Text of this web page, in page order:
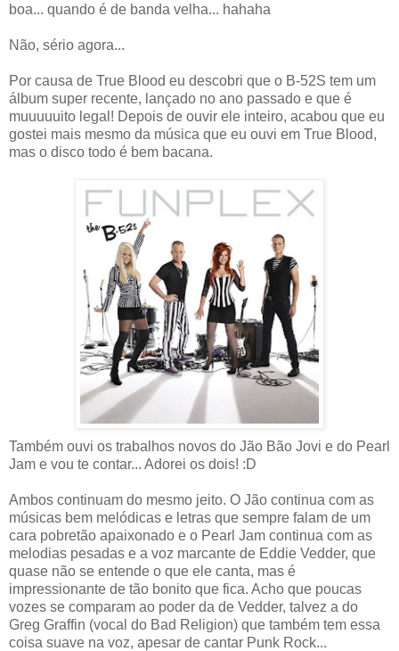
boa... quando é de banda velha... hahaha
Não, sério agora...
Por causa de True Blood eu descobri que o B-52S tem um
álbum super recente, lançado no ano passado e que é
muuuuuito legal! Depois de ouvir ele inteiro, acabou que eu
gostei mais mesmo da música que eu ouvi em True Blood,
mas o disco todo é bem bacana.
Também ouvi os trabalhos novos do Jão Bão Jovi e do Pearl
Jam e vou te contar... Adorei os dois! :D
Ambos continuam do mesmo jeito. O Jão continua com as
músicas bem melódicas e letras que sempre falam de um
cara pobretão apaixonado e o Pearl Jam continua com as
melodias pesadas e a voz marcante de Eddie Vedder, que
quase não se entende o que ele canta, mas é
impressionante de tão bonito que fica. Acho que poucas
vozes se comparam ao poder da de Vedder, talvez a do
Greg Graffin (vocal do Bad Religion) que também tem essa
coisa suave na voz, apesar de cantar Punk Rock...